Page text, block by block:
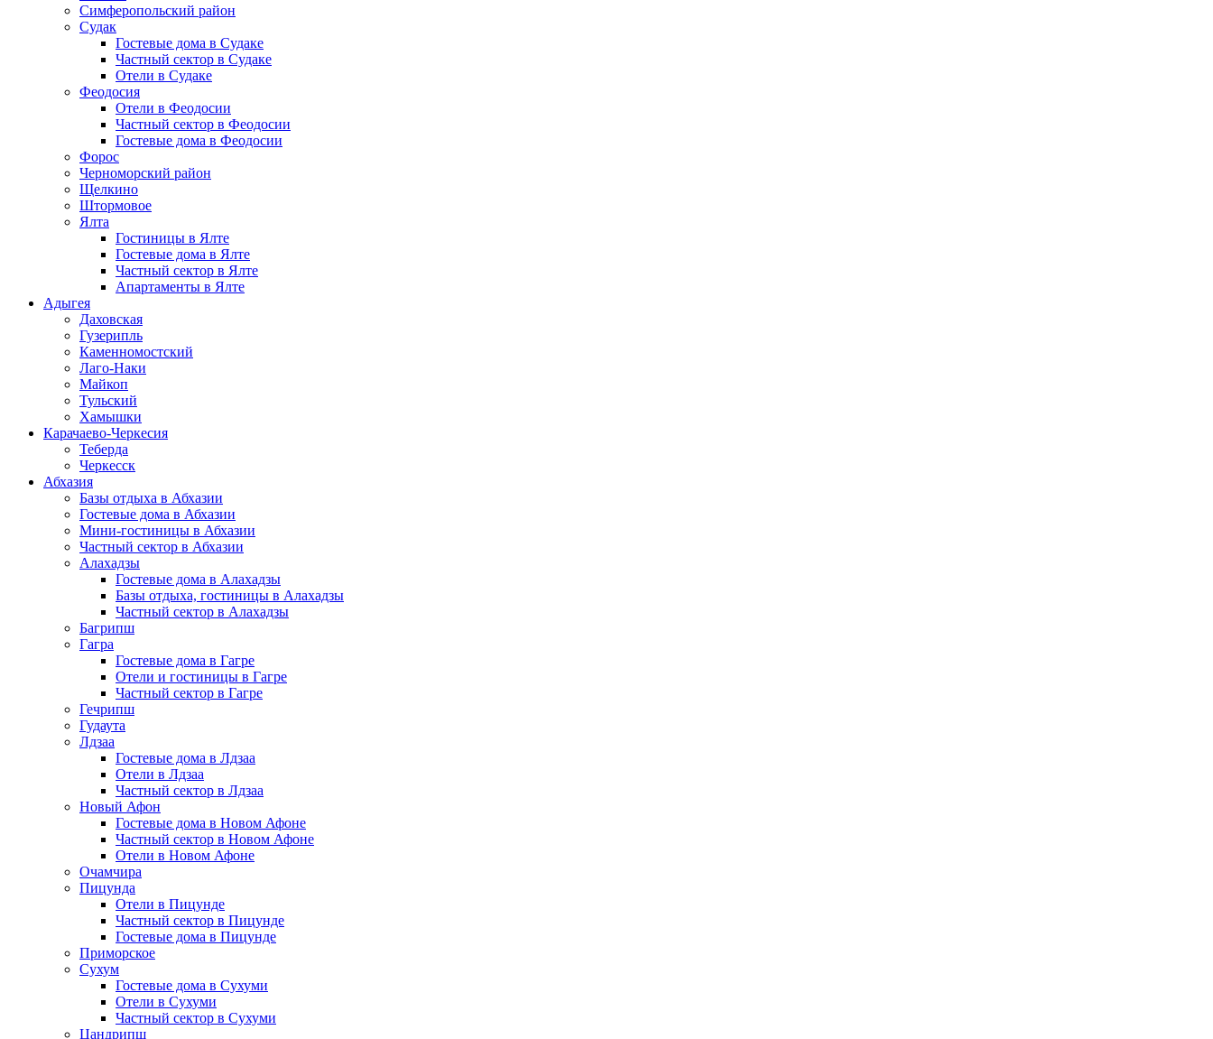
Симферопольский район
Судак
Гостевые дома в Судаке
Частный сектор в Судаке
Отели в Судаке
Феодосия
Отели в Феодосии
Частный сектор в Феодосии
Гостевые дома в Феодосии
Форос
Черноморский район
Щелкино
Штормовое
Ялта
Гостиницы в Ялте
Гостевые дома в Ялте
Частный сектор в Ялте
Апартаменты в Ялте
Адыгея
Даховская
Гузерипль
Каменномостский
Лаго-Наки
Майкоп
Тульский
Хамышки
Карачаево-Черкесия
Теберда
Черкесск
Абхазия
Базы отдыха в Абхазии
Гостевые дома в Абхазии
Мини-гостиницы в Абхазии
Частный сектор в Абхазии
Алахадзы
Гостевые дома в Алахадзы
Базы отдыха, гостиницы в Алахадзы
Частный сектор в Алахадзы
Багрипш
Гагра
Гостевые дома в Гагре
Отели и гостиницы в Гагре
Частный сектор в Гагре
Гечрипш
Гудаута
Лдзаа
Гостевые дома в Лдзаа
Отели в Лдзаа
Частный сектор в Лдзаа
Новый Афон
Гостевые дома в Новом Афоне
Частный сектор в Новом Афоне
Отели в Новом Афоне
Очамчира
Пицунда
Отели в Пицунде
Частный сектор в Пицунде
Гостевые дома в Пицунде
Приморское
Сухум
Гостевые дома в Сухуми
Отели в Сухуми
Частный сектор в Сухуми
Цандрипш